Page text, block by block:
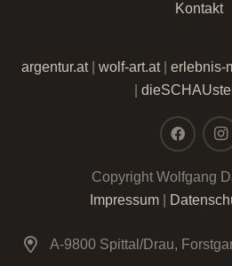
Kontakt
argentur.at| wolf-art.at| erlebnis-
Copyright Wolfgang
Impressum
A-9800 Spittal/Drau,